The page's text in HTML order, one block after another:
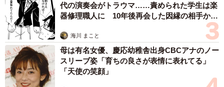
代の演奏会がトラウマ……責められた学生は楽
器修理職人に 10年後再会した因縁の相手から
海川 まこと
母は有名女優、慶応幼稚舎出身CBCアナのノー
スリーブ姿「育ちの良さが表情に表れてる」
「天使の笑顔」